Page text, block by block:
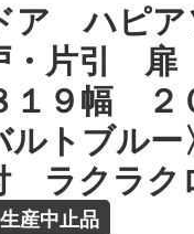
ア ハピア
・片引
９幅 ２
トブル
ラクラク
産中止品